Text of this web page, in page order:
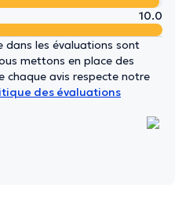
10.0
dans les évaluations sont
mettons en place des
chaque avis respecte notre
des évaluations